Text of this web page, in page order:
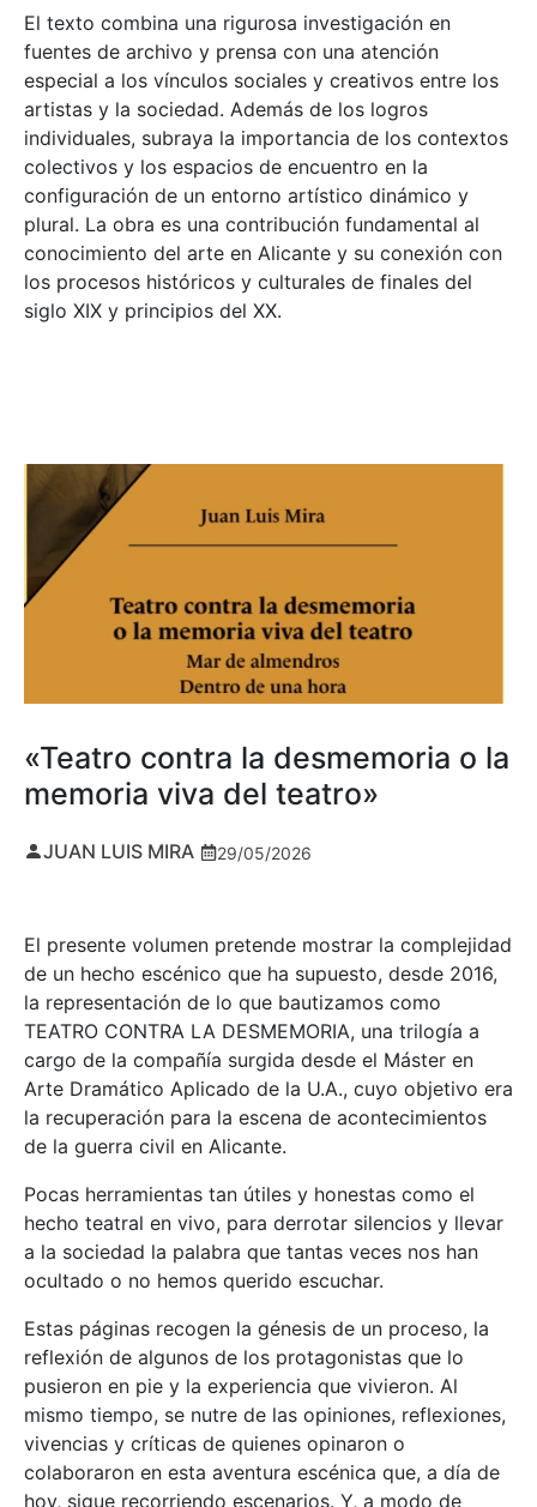
El texto combina una rigurosa investigación en
fuentes de archivo y prensa con una atención
especial a los vínculos sociales y creativos entre los
artistas y la sociedad. Además de los logros
individuales, subraya la importancia de los contextos
colectivos y los espacios de encuentro en la
configuración de un entorno artístico dinámico y
plural. La obra es una contribución fundamental al
conocimiento del arte en Alicante y su conexión con
los procesos históricos y culturales de finales del
siglo XIX y principios del XX.
«Teatro contra la desmemoria o la
memoria viva del teatro»
JUAN LUIS MIRA 29/05/2026
El presente volumen pretende mostrar la complejidad
de un hecho escénico que ha supuesto, desde 2016,
la representación de lo que bautizamos como
TEATRO CONTRA LA DESMEMORIA, una trilogía a
cargo de la compañía surgida desde el Máster en
Arte Dramático Aplicado de la U.A., cuyo objetivo era
la recuperación para la escena de acontecimientos
de la guerra civil en Alicante.
Pocas herramientas tan útiles y honestas como el
hecho teatral en vivo, para derrotar silencios y llevar
a la sociedad la palabra que tantas veces nos han
ocultado o no hemos querido escuchar.
Estas páginas recogen la génesis de un proceso, la
reflexión de algunos de los protagonistas que lo
pusieron en pie y la experiencia que vivieron. Al
mismo tiempo, se nutre de las opiniones, reflexiones,
vivencias y críticas de quienes opinaron o
colaboraron en esta aventura escénica que, a día de
hoy, sigue recorriendo escenarios. Y, a modo de